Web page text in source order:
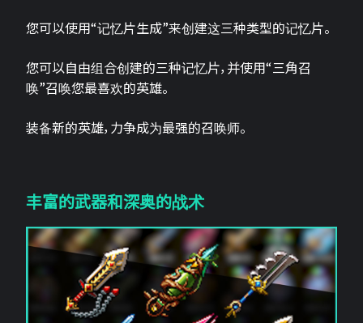
您可以使用“记忆片生成”来创建这三种类型的记忆片。
您可以自由组合创建的三种记忆片，并使用“三角召
唤”召唤您最喜欢的英雄。
装备新的英雄，力争成为最强的召唤师。
丰富的武器和深奥的战术